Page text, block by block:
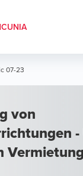
07-23
von